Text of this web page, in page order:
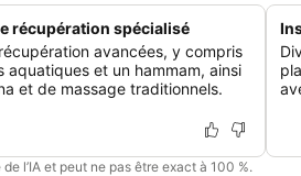
récupération spécialisé
avancées, y compris
aquatiques et un hammam, ainsi
et de massage traditionnels.
l’IA et peut ne pas être exact à 100 %.